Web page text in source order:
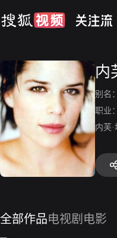
内
别名：
职业：
内芙
全部作品电视剧 电影